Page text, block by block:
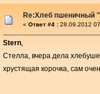
Re:Хлеб пшеничный
« Ответ #4 : 28.09.2012
Stern,
Стелла, вчера дела
хрустящая корочка, сам